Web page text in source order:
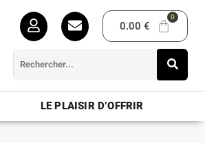
0.00€
LE PLAISIR D’OFFRIR